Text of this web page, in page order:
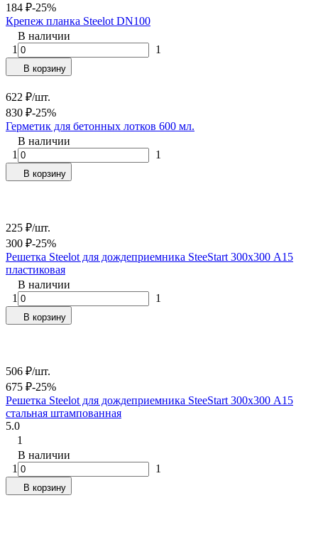
184 ₽-25%
Крепеж планка Steelot DN100
В наличии
1
1
В корзину
622 ₽/шт.
830 ₽-25%
Герметик для бетонных лотков 600 мл.
В наличии
1
1
В корзину
225 ₽/шт.
300 ₽-25%
Решетка Steelot для дождеприемника SteeStart 300х300 А15
пластиковая
В наличии
1
1
В корзину
506 ₽/шт.
675 ₽-25%
Решетка Steelot для дождеприемника SteeStart 300х300 А15
стальная штампованная
5.0
1
В наличии
1
1
В корзину